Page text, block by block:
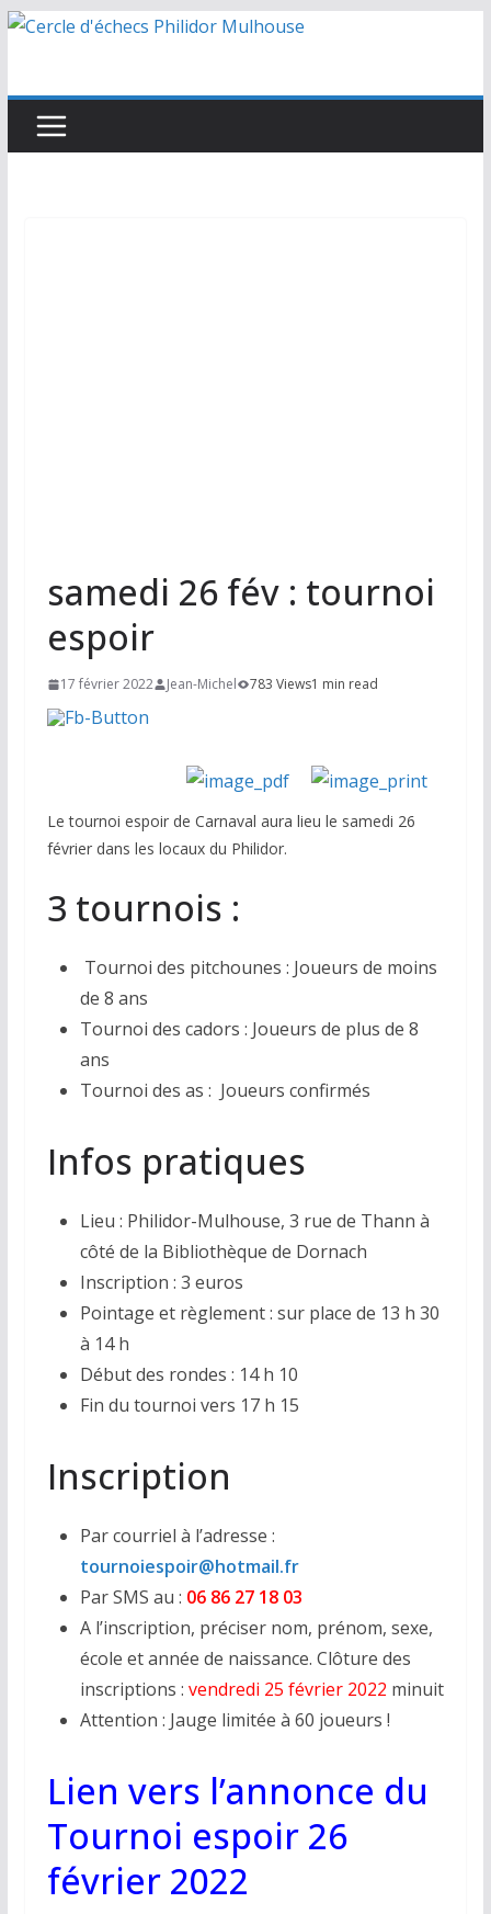
Passer
samedi 26 fév : tournoi
espoir
17 février 2022 Jean-Michel 783 Views1 min read
Le tournoi espoir de Carnaval aura lieu le samedi 26
février dans les locaux du Philidor.
3 tournois :
Tournoi des pitchounes : Joueurs de moins
de 8 ans
Tournoi des cadors : Joueurs de plus de 8
ans
Tournoi des as : Joueurs confirmés
Infos pratiques
Lieu : Philidor-Mulhouse, 3 rue de Thann à
côté de la Bibliothèque de Dornach
Inscription : 3 euros
Pointage et règlement : sur place de 13 h 30
à 14 h
Début des rondes : 14 h 10
Fin du tournoi vers 17 h 15
Inscription
Par courriel à l’adresse :
tournoiespoir@hotmail.fr
Par SMS au : 06 86 27 18 03
A l’inscription, préciser nom, prénom, sexe,
école et année de naissance. Clôture des
inscriptions : vendredi 25 février 2022 minuit
Attention : Jauge limitée à 60 joueurs !
Lien vers l’annonce du
Tournoi espoir 26
février 2022